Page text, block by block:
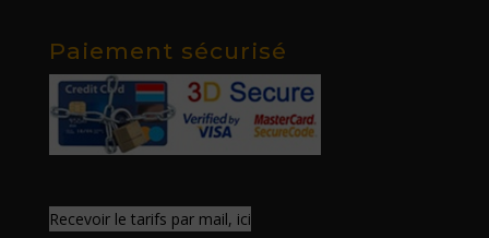
Paiement sécurisé
Recevoir le tarifs par mail, ici